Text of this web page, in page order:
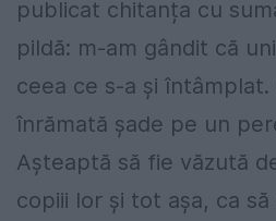
publicat chitanța cu
pildă: m-am gândit că
ceea ce s-a și
înrămată șade pe un
Așteaptă să fie văzută
copiii lor și tot așa, ca